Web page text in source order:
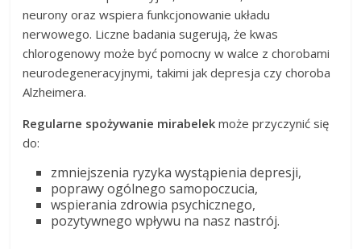
neurony oraz wspiera funkcjonowanie układu
nerwowego. Liczne badania sugerują, że kwas
chlorogenowy może być pomocny w walce z chorobami
neurodegeneracyjnymi, takimi jak depresja czy choroba
Alzheimera.
Regularne spożywanie mirabelek może przyczynić się
do:
zmniejszenia ryzyka wystąpienia depresji,
poprawy ogólnego samopoczucia,
wspierania zdrowia psychicznego,
pozytywnego wpływu na nasz nastrój.